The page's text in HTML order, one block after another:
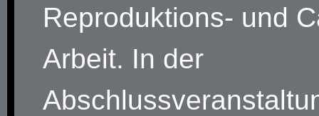
Reproduktions- und
Arbeit. In der